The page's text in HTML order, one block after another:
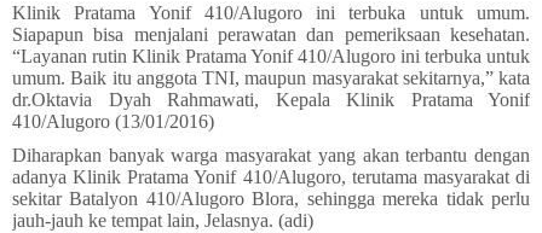
Klinik Pratama Yonif 410/Alugoro ini terbuka untuk umum.
Siapapun bisa menjalani perawatan dan pemeriksaan kesehatan.
“Layanan rutin Klinik Pratama Yonif 410/Alugoro ini terbuka untuk
umum. Baik itu anggota TNI, maupun masyarakat sekitarnya,” kata
dr.Oktavia Dyah Rahmawati, Kepala Klinik Pratama Yonif
410/Alugoro (13/01/2016)
Diharapkan banyak warga masyarakat yang akan terbantu dengan
adanya Klinik Pratama Yonif 410/Alugoro, terutama masyarakat di
sekitar Batalyon 410/Alugoro Blora, sehingga mereka tidak perlu
jauh-jauh ke tempat lain, Jelasnya. (adi)